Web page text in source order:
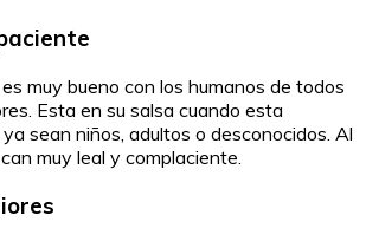
muy bueno con los humanos de todos
Esta en su salsa cuando esta
sean niños, adultos o desconocidos. Al
muy leal y complaciente.